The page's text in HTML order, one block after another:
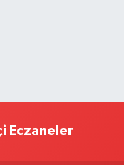
Eczaneler